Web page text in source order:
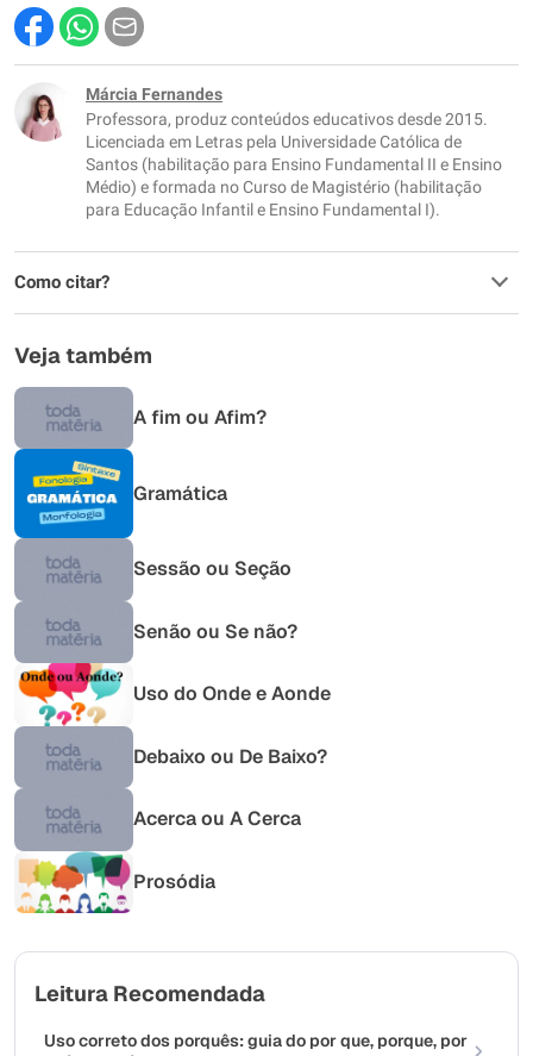
Este conteúdo contém informação incorreta
Este conteúdo não tem a informação que procuro
Outro
Márcia Fernandes
Professora, produz conteúdos educativos desde 2015.
Licenciada em Letras pela Universidade Católica de
Santos (habilitação para Ensino Fundamental II e Ensino
Médio) e formada no Curso de Magistério (habilitação
para Educação Infantil e Ensino Fundamental I).
Como citar?
Veja também
A fim ou Afim?
Gramática
Sessão ou Seção
Senão ou Se não?
Uso do Onde e Aonde
Debaixo ou De Baixo?
Acerca ou A Cerca
Prosódia
Leitura Recomendada
Uso correto dos porquês: guia do por que, porque, por